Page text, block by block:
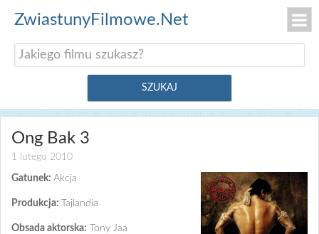
ZwiastunyFilmowe.Net
Ong Bak 3
1 lutego 2010
Gatunek: Akcja
Produkcja: Tajlandia
Obsada aktorska: Tony Jaa